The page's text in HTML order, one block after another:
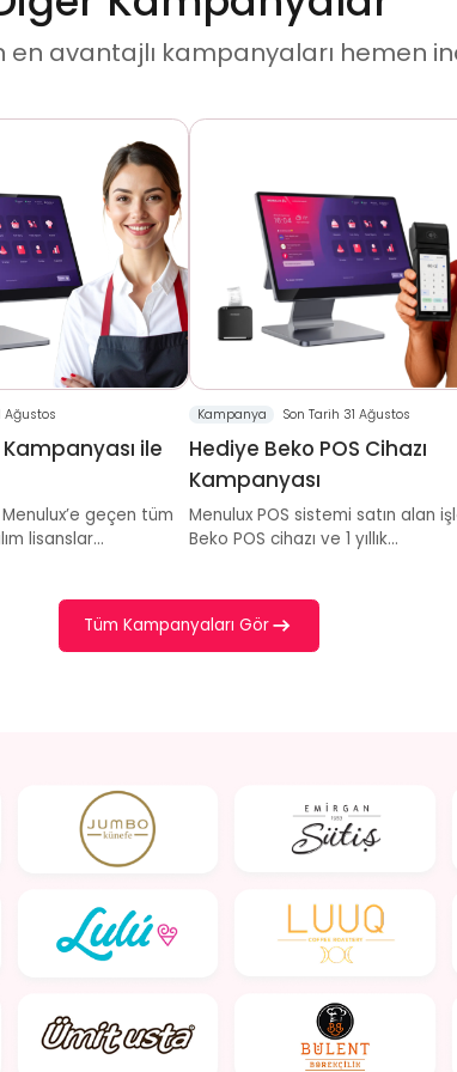
en avantajlı kampanyaları hemen
Ağustos
ile
geçen tüm
lisanslar...
Kampanya Son Tarih 31 Ağustos
Hediye Beko POS Cihazı
Kampanyası
Menulux POS sistemi satın alan
Beko POS cihazı ve 1 yıllık...
Tüm Kampanyaları Gör